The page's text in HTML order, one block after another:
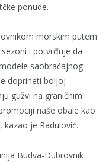
ponude.
morskim putem
i potvrđuje da
saobraćajnog
doprineti boljoj
gužvi na graničnim
naše obale kao
kazao je Radulović.
Budva-Dubrovnik